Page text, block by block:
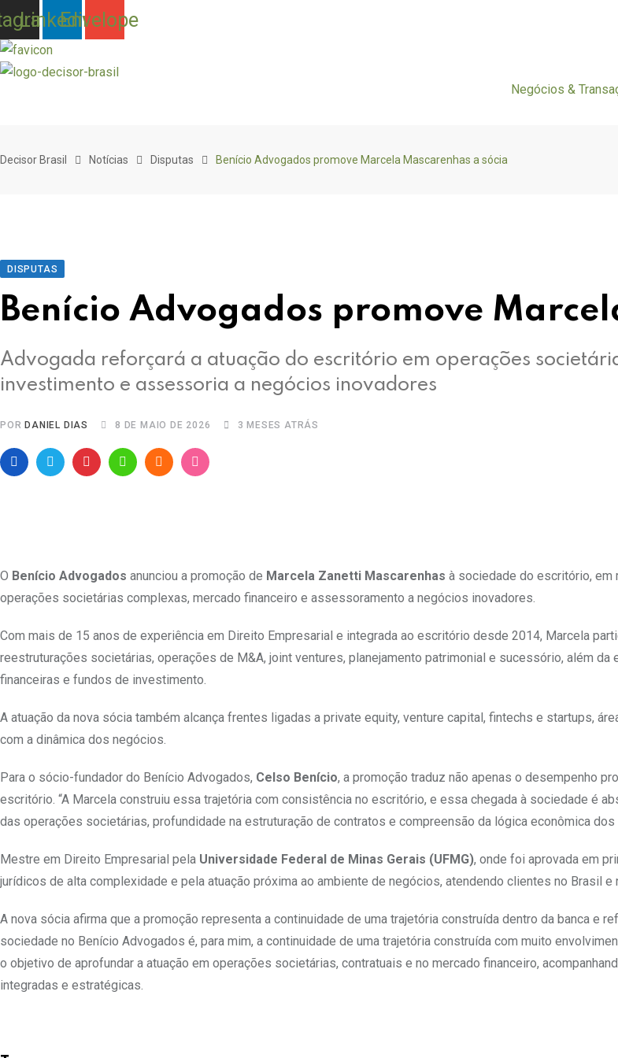
LinkedinEnvelope
Negócios &
to
Decisor Brasil Notícias Disputas Benício Advogados promove Marcela Mascarenhas a sócia
DISPUTAS
Benício Advogados promove
Advogada reforçará a atuação do escritório em operações
investimento e assessoria a negócios inovadores
POR DANIEL DIAS 8 DE MAIO DE 2026 3 MESES ATRÁS
PinterestWhatsappCloud StumbleUpon
O Benício Advogados anunciou a promoção de Marcela Zanetti Mascarenhas à sociedade do escritório, em
operações societárias complexas, mercado financeiro e assessoramento a negócios inovadores.
Com mais de 15 anos de experiência em Direito Empresarial e integrada ao escritório desde 2014, Marcela
reestruturações societárias, operações de M&A, joint ventures, planejamento patrimonial e sucessório, além
financeiras e fundos de investimento.
A atuação da nova sócia também alcança frentes ligadas a private equity, venture capital, fintechs e startups,
com a dinâmica dos negócios.
Para o sócio-fundador do Benício Advogados, Celso Benício, a promoção traduz não apenas o desempenho
escritório. “A Marcela construiu essa trajetória com consistência no escritório, e essa chegada à sociedade é
das operações societárias, profundidade na estruturação de contratos e compreensão da lógica econômica
Mestre em Direito Empresarial pela Universidade Federal de Minas Gerais (UFMG), onde foi aprovada em
jurídicos de alta complexidade e pela atuação próxima ao ambiente de negócios, atendendo clientes no Brasil e
A nova sócia afirma que a promoção representa a continuidade de uma trajetória construída dentro da banca e
sociedade no Benício Advogados é, para mim, a continuidade de uma trajetória construída com muito
o objetivo de aprofundar a atuação em operações societárias, contratuais e no mercado financeiro,
integradas e estratégicas.